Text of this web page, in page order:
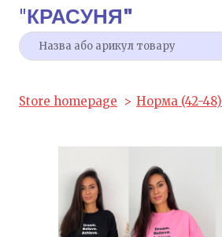
"КРАСУНЯ"
Store homepage Норма (42-48)